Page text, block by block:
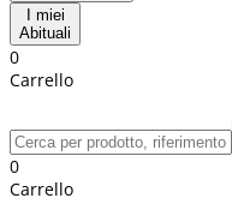
I miei
Abituali
0
Carrello
0
Carrello